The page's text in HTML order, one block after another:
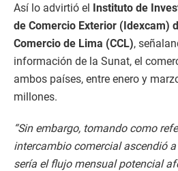
Así lo advirtió el Instituto de
de Comercio Exterior (Idexcam)
Comercio de Lima (CCL),
información de la Sunat, el
ambos países, entre enero y
millones.
“Sin embargo, tomando como
intercambio comercial ascendió
sería el flujo mensual potencial